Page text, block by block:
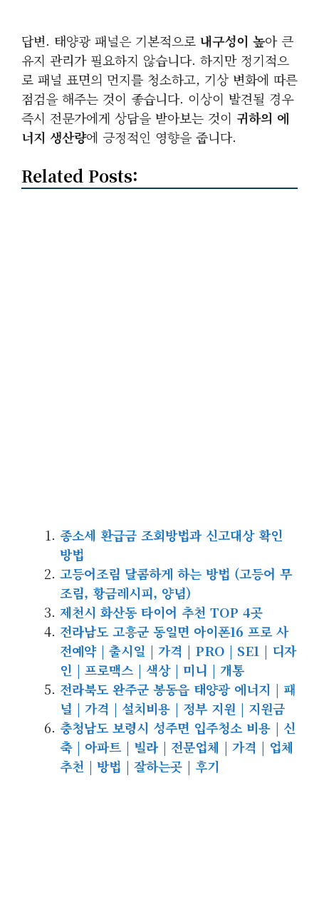
답변. 태양광 패널은 기본적으로 내구성이 높아 큰
유지 관리가 필요하지 않습니다. 하지만 정기적으
로 패널 표면의 먼지를 청소하고, 기상 변화에 따른
점검을 해주는 것이 좋습니다. 이상이 발견될 경우
즉시 전문가에게 상담을 받아보는 것이 귀하의 에
너지 생산량에 긍정적인 영향을 줍니다.
Related Posts:
종소세 환급금 조회방법과 신고대상 확인
방법
고등어조림 달콤하게 하는 방법 (고등어 무
조림, 황금레시피, 양념)
제천시 화산동 타이어 추천 TOP 4곳
전라남도 고흥군 동일면 아이폰16 프로 사
전예약 | 출시일 | 가격 | PRO | SE1 | 디자
인 | 프로맥스 | 색상 | 미니 | 개통
전라북도 완주군 봉동읍 태양광 에너지 | 패
널 | 가격 | 설치비용 | 정부 지원 | 지원금
충청남도 보령시 성주면 입주청소 비용 | 신
축 | 아파트 | 빌라 | 전문업체 | 가격 | 업체
추천 | 방법 | 잘하는곳 | 후기